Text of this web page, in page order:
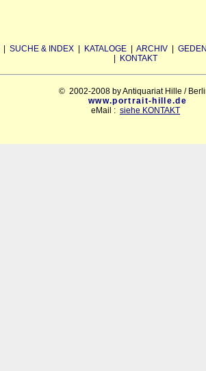
SUCHE & INDEX KATALOGE ARCHIV
KONTAKT
© 2002-2008 by Antiquariat Hille /
www.portrait-hille.de
eMail : siehe KONTAKT